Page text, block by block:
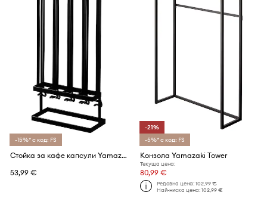
-15%* с код: FS
Стойка за кафе капсули Yamazaki Tower
53,99 €
-21%
-5%* с код: FS
Конзола Yamazaki Tower
Текуща цена:
80,99 €
Редовна цена:102,99 €
Най-ниска цена:102,99 €